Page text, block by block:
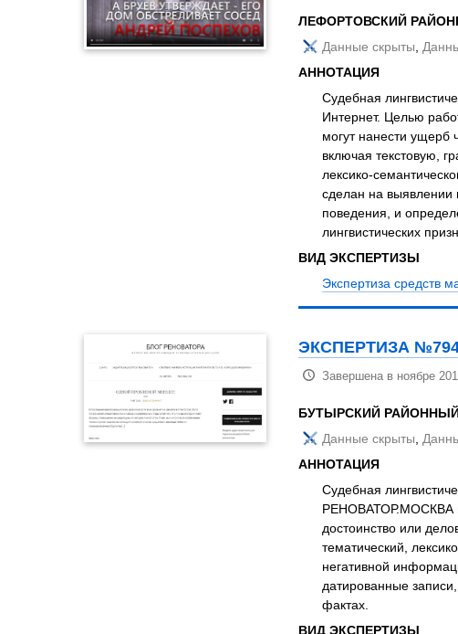
ЛЕФОРТОВСКИЙ
Данные скрыты,
АННОТАЦИЯ
Судебная
Интернет. Целью
могут нанести ущерб
включая текстовую,
лексико-
сделан на выявлении
поведения, и
лингвистических
ВИД ЭКСПЕРТИЗЫ
Экспертиза средств
ЭКСПЕРТИЗА
Завершена в ноябре
БУТЫРСКИЙ
Данные скрыты
АННОТАЦИЯ
Судебная
РЕНОВАТОР.МОСКВА и
достоинство или
тематический,
негативной
датированные
фактах.
ВИД ЭКСПЕРТИЗЫ